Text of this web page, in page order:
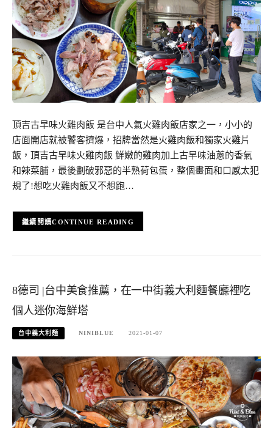
頂吉古早味火雞肉飯 是台中人氣火雞肉飯店家之一，小小的
店面開店就被饕客擠爆，招牌當然是火雞肉飯和獨家火雞片
飯，頂吉古早味火雞肉飯 鮮嫩的雞肉加上古早味油蔥的香氣
和辣菜脯，最後劃破邪惡的半熟荷包蛋，整個畫面和口感太犯
規了!想吃火雞肉飯又不想跑…
CONTINUE READING
8德司 |台中美食推薦，在一中街義大利麵餐廳裡吃
個人迷你海鮮塔
台中義大利麵 NINIBLUE 2021-01-07